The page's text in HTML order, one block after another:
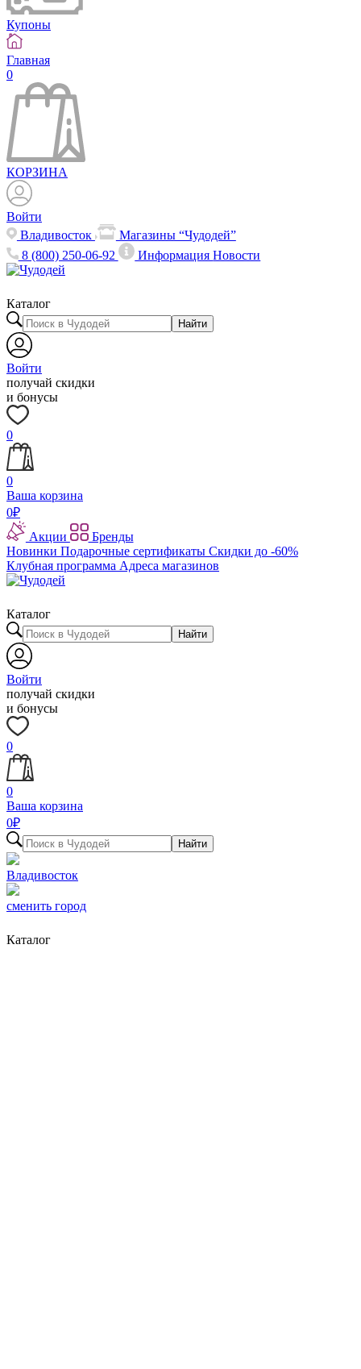
Купоны
Главная
0
КОРЗИНА
Войти
Владивосток
Магазины “Чудодей”
8 (800) 250-06-92
ИнформацияНовости
Каталог
Найти
Войти
получай скидки
и бонусы
0
0
Ваша корзина
0₽
Акции
Бренды
Новинки Подарочные сертификаты Скидки до -60%
Клубная программа Адреса магазинов
Каталог
Найти
Войти
получай скидки
и бонусы
0
0
Ваша корзина
0₽
Найти
Владивосток
сменить город
Каталог